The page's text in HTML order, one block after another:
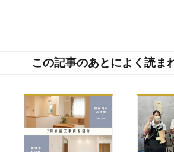
この記事のあとによく読ま